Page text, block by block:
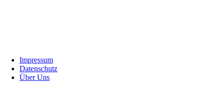
FooterImpressum
Datenschutz
Über Uns